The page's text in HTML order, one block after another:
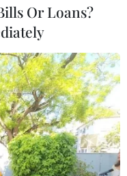
Or Loans?